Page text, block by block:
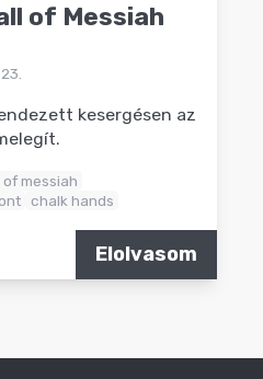
of Messiah
kesergésen az
messiah
chalk hands
Elolvasom